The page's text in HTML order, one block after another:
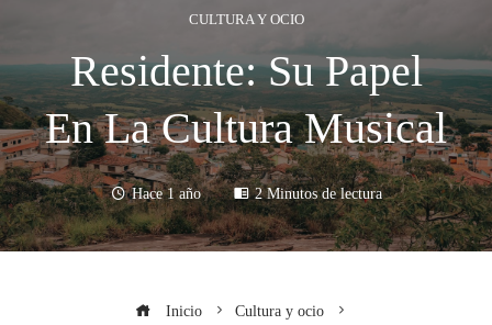
CULTURA Y OCIO
Residente: Su Papel
En La Cultura Musical
Hace 1 año 2 Minutos de lectura
Inicio
Cultura y ocio